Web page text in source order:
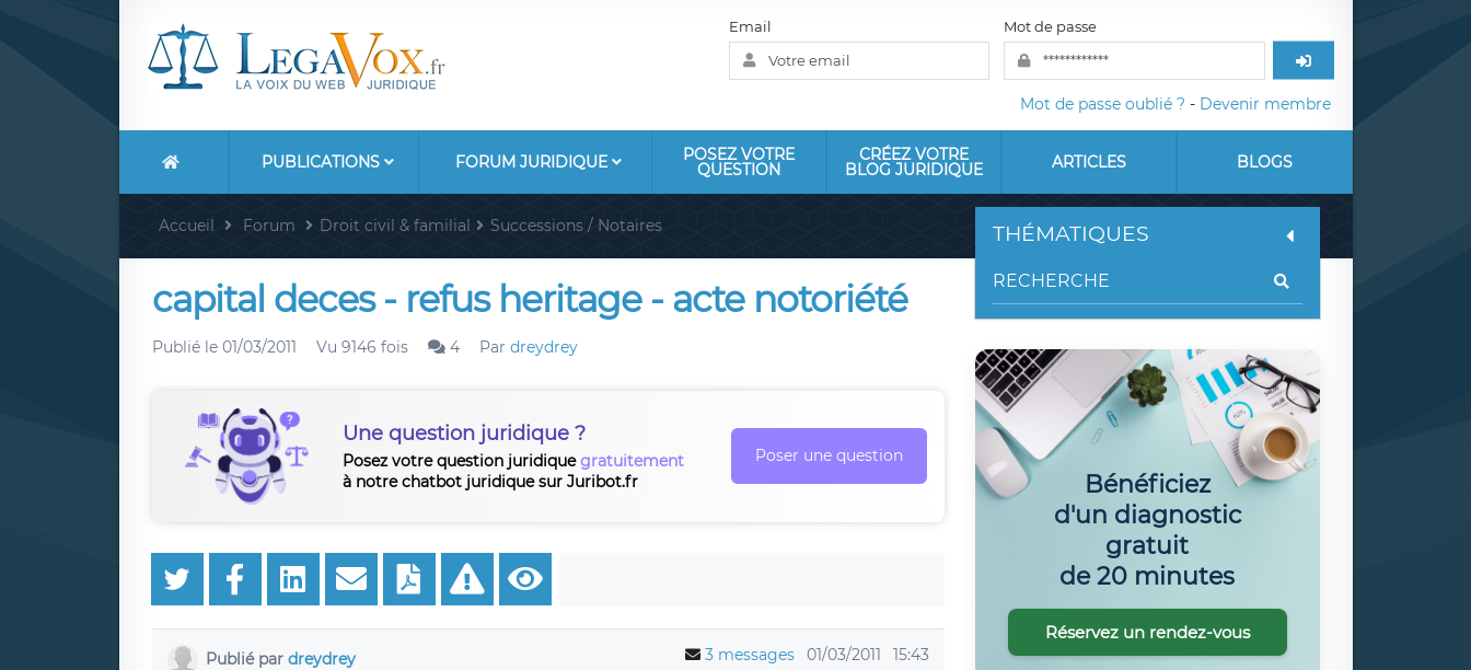
Email Mot de passe
Mot de passe oublié ? - Devenir membre
PUBLICATIONS FORUM JURIDIQUE POSEZ VOTRE
QUESTION
CRÉEZ VOTRE
BLOG JURIDIQUE ARTICLES BLOGS
Accueil Forum Droit civil & familial Successions / Notaires
capital deces - refus heritage - acte notoriété
Publié le 01/03/2011 Vu 9146 fois 4 Par dreydrey
Une question juridique ?
Posez votre question juridiquegratuitement
à notre chatbot juridique sur Juribot.fr
Poser une question
Publié par dreydrey 3 messages 01/03/2011 15:43
THÉMATIQUES
Bénéficiez
d'un diagnostic
gratuit
de 20 minutes
Réservez un rendez-vous